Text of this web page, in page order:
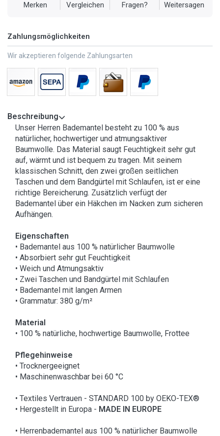
Merken Vergleichen Fragen? Weitersagen
Zahlungsmöglichkeiten
Wir akzeptieren folgende Zahlungsarten
Beschreibung
Unser Herren Bademantel besteht zu 100 % aus
natürlicher, hochwertiger und atmungsaktiver
Baumwolle. Das Material saugt Feuchtigkeit sehr gut
auf, wärmt und ist bequem zu tragen. Mit seinem
klassischen Schnitt, den zwei großen seitlichen
Taschen und dem Bandgürtel mit Schlaufen, ist er eine
richtige Bereicherung. Zusätzlich verfügt der
Bademantel über ein Häkchen im Nacken zum sicheren
Aufhängen.
Eigenschaften
• Bademantel aus 100 % natürlicher Baumwolle
• Absorbiert sehr gut Feuchtigkeit
• Weich und Atmungsaktiv
• Zwei Taschen und Bandgürtel mit Schlaufen
• Bademantel mit langen Armen
• Grammatur: 380 g/m²
Material
• 100 % natürliche, hochwertige Baumwolle, Frottee
Pflegehinweise
• Trocknergeeignet
• Maschinenwaschbar bei 60 °C
• Textiles Vertrauen - STANDARD 100 by OEKO-TEX®
• Hergestellt in Europa - MADE IN EUROPE
• Herrenbademantel aus 100 % natürlicher Baumwolle